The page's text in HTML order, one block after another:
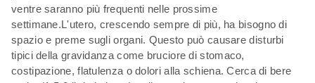
ventre saranno più frequenti nelle prossime
settimane.L'utero, crescendo sempre di più, ha bisogno di
spazio e preme sugli organi. Questo può causare disturbi
tipici della gravidanza come bruciore di stomaco,
costipazione, flatulenza o dolori alla schiena. Cerca di bere